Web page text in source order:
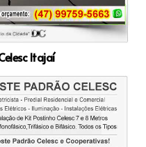
Itajaí